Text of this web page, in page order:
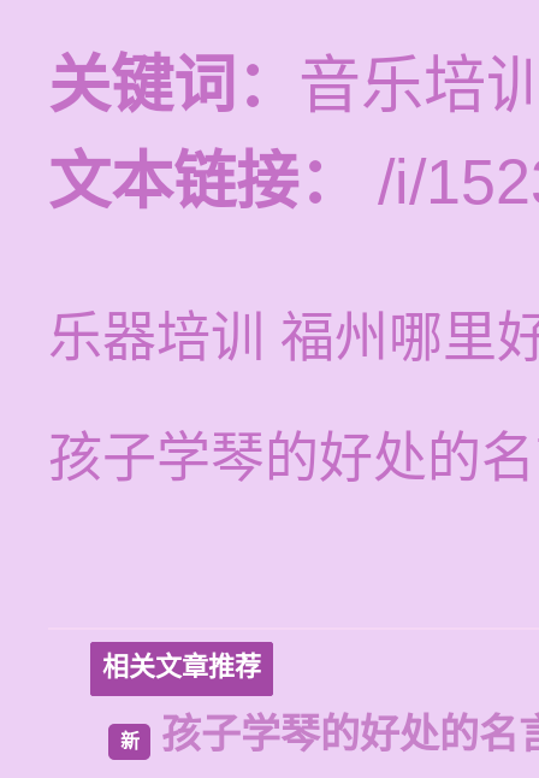
关键词： 音乐培
文本链接：
/i/
乐器培训 福州哪里
孩子学琴的好处的
相关文章推荐
新 孩子学琴的好处的名